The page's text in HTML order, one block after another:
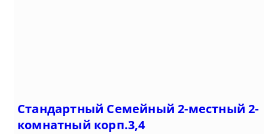
Стандартный Семейный 2-местный 2-
комнатный корп.3,4